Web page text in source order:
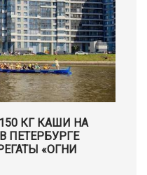
КГ КАШИ НА
ПЕТЕРБУРГЕ
«ОГНИ